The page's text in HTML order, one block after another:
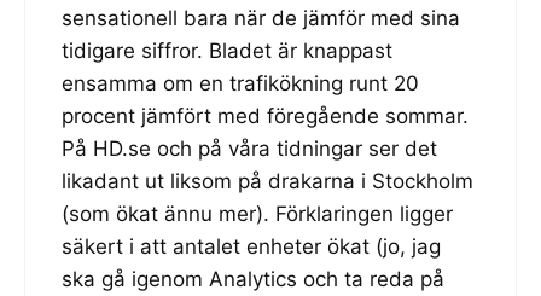
sensationell bara när de jämför med sina
tidigare siffror. Bladet är knappast
ensamma om en trafikökning runt 20
procent jämfört med föregående sommar.
På HD.se och på våra tidningar ser det
likadant ut liksom på drakarna i Stockholm
(som ökat ännu mer). Förklaringen ligger
säkert i att antalet enheter ökat (jo, jag
ska gå igenom Analytics och ta reda på